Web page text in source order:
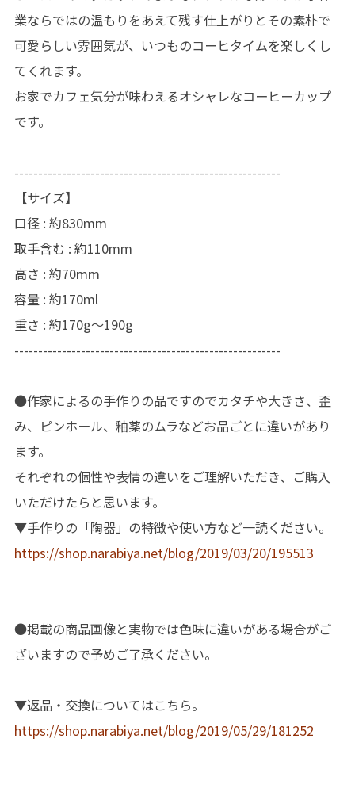
業ならではの温もりをあえて残す仕上がりとその素朴で
可愛らしい雰囲気が、いつものコーヒタイムを楽しくし
てくれます。
お家でカフェ気分が味わえるオシャレなコーヒーカップ
です。
--------------------------------------------------------
【サイズ】
口径 : 約830mm
取手含む : 約110mm
高さ : 約70mm
容量 : 約170ml
重さ : 約170g〜190g
--------------------------------------------------------
●作家によるの手作りの品ですのでカタチや大きさ、歪
み、ピンホール、釉薬のムラなどお品ごとに違いがあり
ます。
それぞれの個性や表情の違いをご理解いただき、ご購入
いただけたらと思います。
▼手作りの「陶器」の特徴や使い方など一読ください。
https://shop.narabiya.net/blog/2019/03/20/195513
●掲載の商品画像と実物では色味に違いがある場合がご
ざいますので予めご了承ください。
▼返品・交換についてはこちら。
https://shop.narabiya.net/blog/2019/05/29/181252